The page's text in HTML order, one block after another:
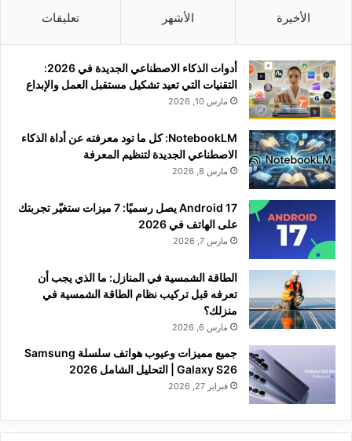
الأخيرة الأشهر تعليقات
أدوات الذكاء الاصطناعي الجديدة في 2026:
التقنيات التي تعيد تشكيل مستقبل العمل والإبداع
مارس 10, 2026
NotebookLM: كل ما تود معرفته عن أداة الذكاء
الاصطناعي الجديدة لتنظيم المعرفة
مارس 8, 2026
Android 17 يصل رسميًا: 7 ميزات ستغيّر تجربتك
على الهاتف في 2026
مارس 7, 2026
الطاقة الشمسية في المنازل: ما الذي يجب أن
تعرفه قبل تركيب نظام الطاقة الشمسية في
منزلك؟
مارس 6, 2026
جميع مميزات وعيوب هواتف سلسلة Samsung
Galaxy S26 | التحليل الشامل 2026
فبراير 27, 2026